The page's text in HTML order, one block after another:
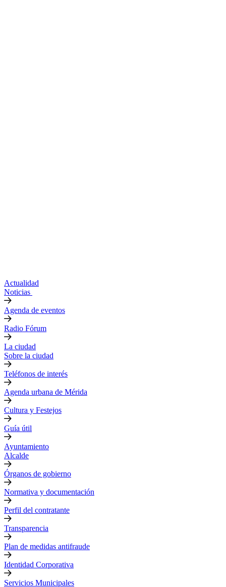
Actualidad
Noticias
Agenda de eventos
Radio Fórum
La ciudad
Sobre la ciudad
Teléfonos de interés
Agenda urbana de Mérida
Cultura y Festejos
Guía útil
Ayuntamiento
Alcalde
Órganos de gobierno
Normativa y documentación
Perfil del contratante
Transparencia
Plan de medidas antifraude
Identidad Corporativa
Servicios Municipales